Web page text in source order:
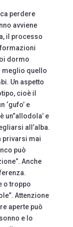
perdere
avviene
il processo
dormo
meglio quello
Un aspetto
cioè il
‘gufo’ e
un”allodola’ e
all’alba.
privarsi mai
può
Anche
o troppo
Attenzione
aperte può
e lo